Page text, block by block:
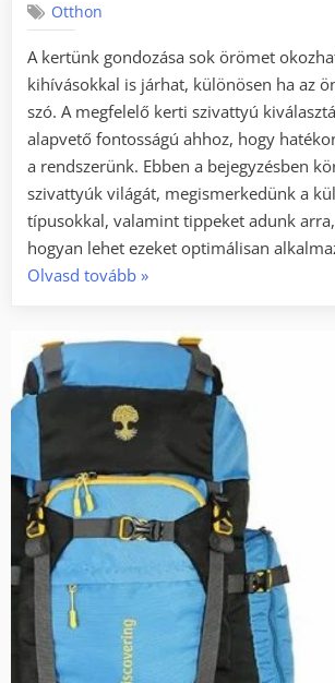
Otthon
A kertünk gondozása sok örömet
kihívásokkal is járhat, különösen ha az
szó. A megfelelő kerti szivattyú
alapvető fontosságú ahhoz, hogy
a rendszerünk. Ebben a bejegyzésben
szivattyúk világát, megismerkedünk a
típusokkal, valamint tippeket adunk
hogyan lehet ezeket optimálisan
Olvasd tovább„Hogyan
szivattyú
eszközöket
energiatakarékosan
üzemeltetni?”
»